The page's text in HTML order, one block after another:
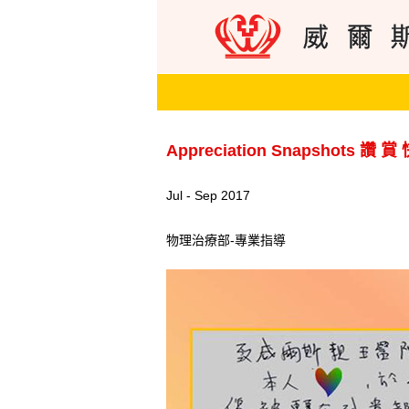
Appreciation Snapshots 讚 賞
Jul - Sep 2017
物理治療部-專業指導